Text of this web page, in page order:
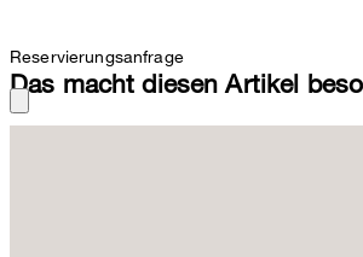
Reservierungsanfrage
Das macht diesen Artikel